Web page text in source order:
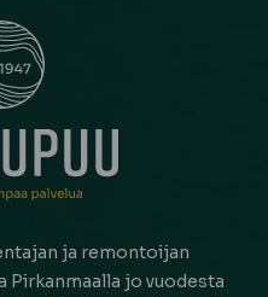
ja remontoijan
jo vuodesta